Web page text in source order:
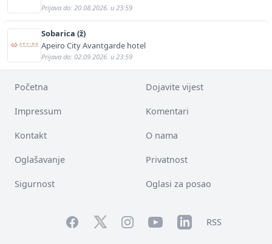
Prijava do: 20.08.2026. u 23:59
Sobarica (ž)
Apeiro City Avantgarde hotel
Prijava do: 02.09.2026. u 23:59
Početna Dojavite vijest
Impressum Komentari
Kontakt O nama
Oglašavanje Privatnost
Sigurnost Oglasi za posao
FacebookTwitterInstagramYouTubeLinkedInRSS